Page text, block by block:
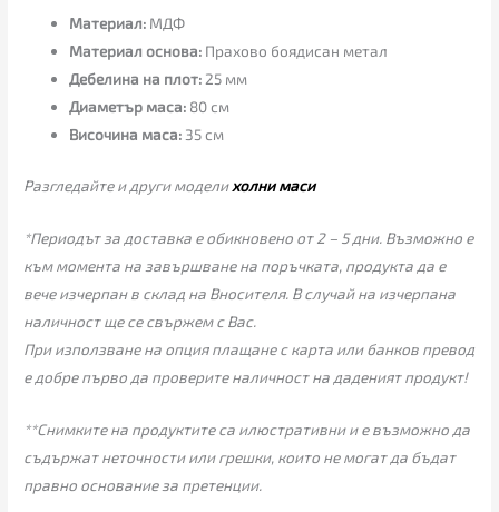
Материал: МДФ
Материал основа: Прахово боядисан метал
Дебелина на плот:25 мм
Диаметър маса: 80 см
Височина маса:35 см
Разгледайте и други моделихолни маси
*Периодът за доставка е обикновено от 2 – 5 дни. Възможно е
към момента на завършване на поръчката, продукта да е
вече изчерпан в склад на Вносителя. В случай на изчерпана
наличност ще се свържем с Вас.
При използване на опция плащане с карта или банков превод
е добре първо да проверите наличност на даденият продукт!
**Снимките на продуктите са илюстративни и е възможно да
съдържат неточности или грешки, които не могат да бъдат
правно основание за претенции.